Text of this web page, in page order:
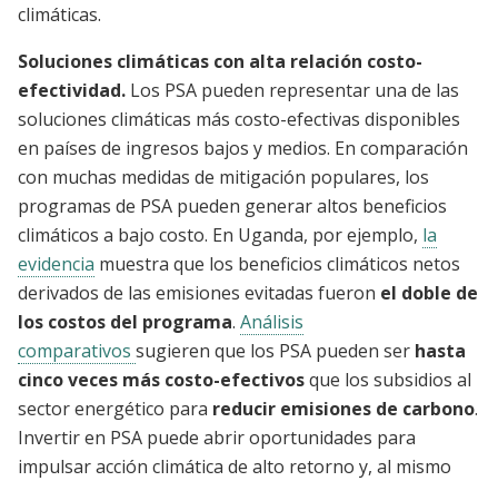
climáticas.
Soluciones climáticas con alta relación costo-
efectividad. Los PSA pueden representar una de las
soluciones climáticas más costo-efectivas disponibles
en países de ingresos bajos y medios. En comparación
con muchas medidas de mitigación populares, los
programas de PSA pueden generar altos beneficios
climáticos a bajo costo. En Uganda, por ejemplo, la
evidencia muestra que los beneficios climáticos netos
derivados de las emisiones evitadas fueron el doble de
los costos del programa. Análisis
comparativos sugieren que los PSA pueden ser hasta
cinco veces más costo-efectivosque los subsidios al
sector energético para reducir emisiones de carbono.
Invertir en PSA puede abrir oportunidades para
impulsar acción climática de alto retorno y, al mismo